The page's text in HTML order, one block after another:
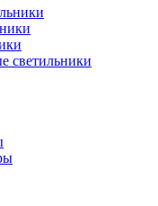
светильники